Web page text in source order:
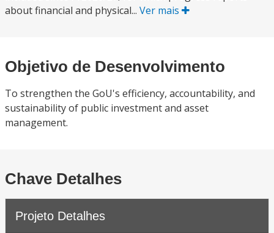
about financial and physical... Ver mais
Objetivo de Desenvolvimento
To strengthen the GoU's efficiency, accountability, and
sustainability of public investment and asset
management.
Chave Detalhes
Projeto Detalhes